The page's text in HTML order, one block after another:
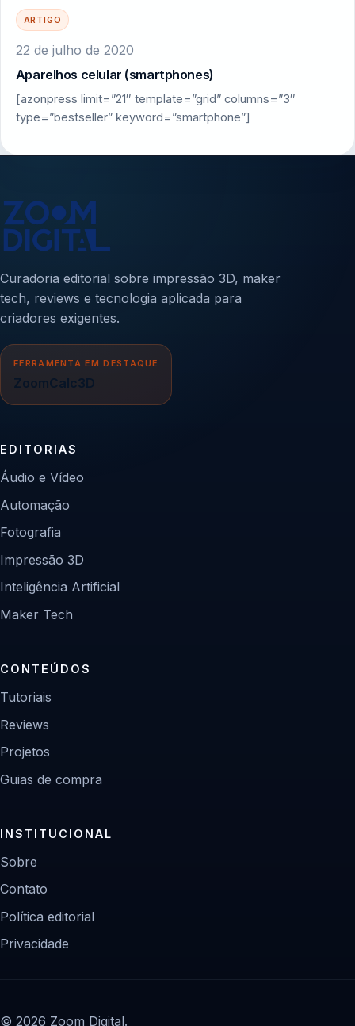
ARTIGO
22 de julho de 2020
Aparelhos celular (smartphones)
[azonpress limit=”21″ template=”grid” columns=”3″
type=”bestseller” keyword=”smartphone”]
Curadoria editorial sobre impressão 3D, maker
tech, reviews e tecnologia aplicada para
criadores exigentes.
FERRAMENTA EM DESTAQUE
ZoomCalc3D
EDITORIAS
Áudio e Vídeo
Automação
Fotografia
Impressão 3D
Inteligência Artificial
Maker Tech
CONTEÚDOS
Tutoriais
Reviews
Projetos
Guias de compra
INSTITUCIONAL
Sobre
Contato
Política editorial
Privacidade
© 2026 Zoom Digital.